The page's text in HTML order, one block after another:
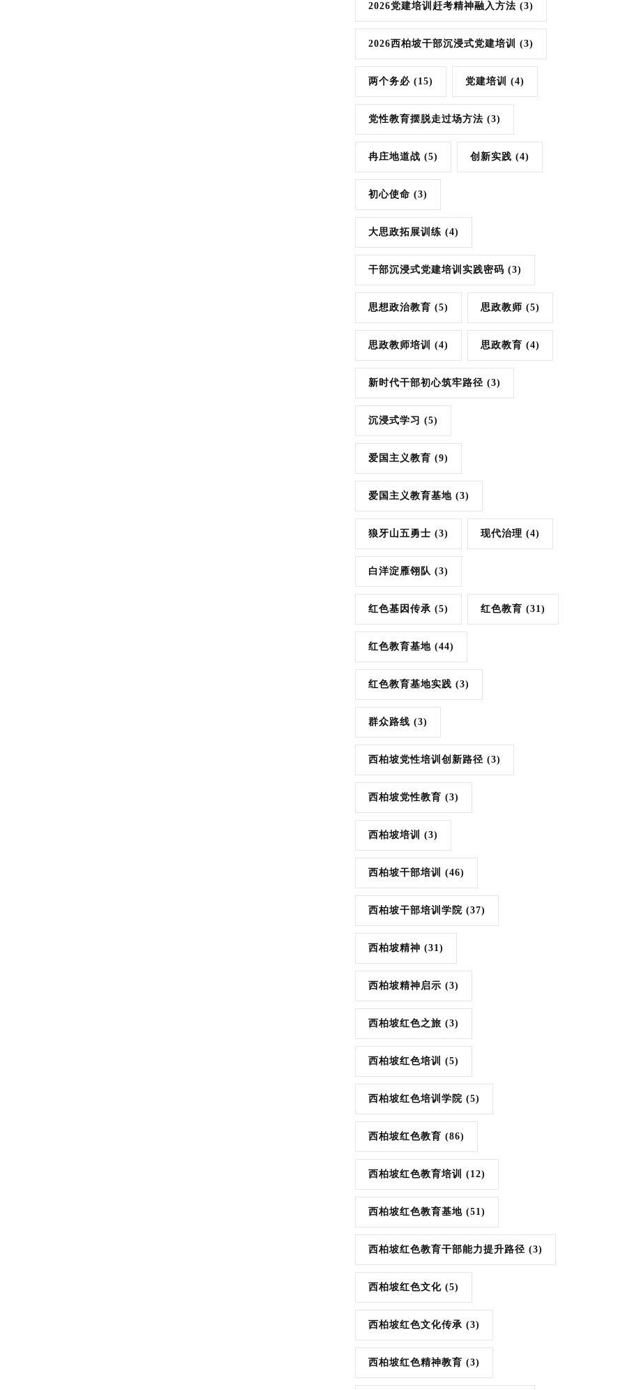
2026党建培训赶考精神融入方法 (3)
2026西柏坡干部沉浸式党建培训 (3)
两个务必 (15) 党建培训 (4)
党性教育摆脱走过场方法 (3)
冉庄地道战 (5) 创新实践 (4)
初心使命 (3)
大思政拓展训练 (4)
干部沉浸式党建培训实践密码 (3)
思想政治教育 (5) 思政教师 (5)
思政教师培训 (4) 思政教育 (4)
新时代干部初心筑牢路径 (3)
沉浸式学习 (5)
爱国主义教育 (9)
爱国主义教育基地 (3)
狼牙山五勇士 (3) 现代治理 (4)
白洋淀雁翎队 (3)
红色基因传承 (5) 红色教育 (31)
红色教育基地 (44)
红色教育基地实践 (3)
群众路线 (3)
西柏坡党性培训创新路径 (3)
西柏坡党性教育 (3)
西柏坡培训 (3)
西柏坡干部培训 (46)
西柏坡干部培训学院 (37)
西柏坡精神 (31)
西柏坡精神启示 (3)
西柏坡红色之旅 (3)
西柏坡红色培训 (5)
西柏坡红色培训学院 (5)
西柏坡红色教育 (86)
西柏坡红色教育培训 (12)
西柏坡红色教育基地 (51)
西柏坡红色教育干部能力提升路径 (3)
西柏坡红色文化 (5)
西柏坡红色文化传承 (3)
西柏坡红色精神教育 (3)